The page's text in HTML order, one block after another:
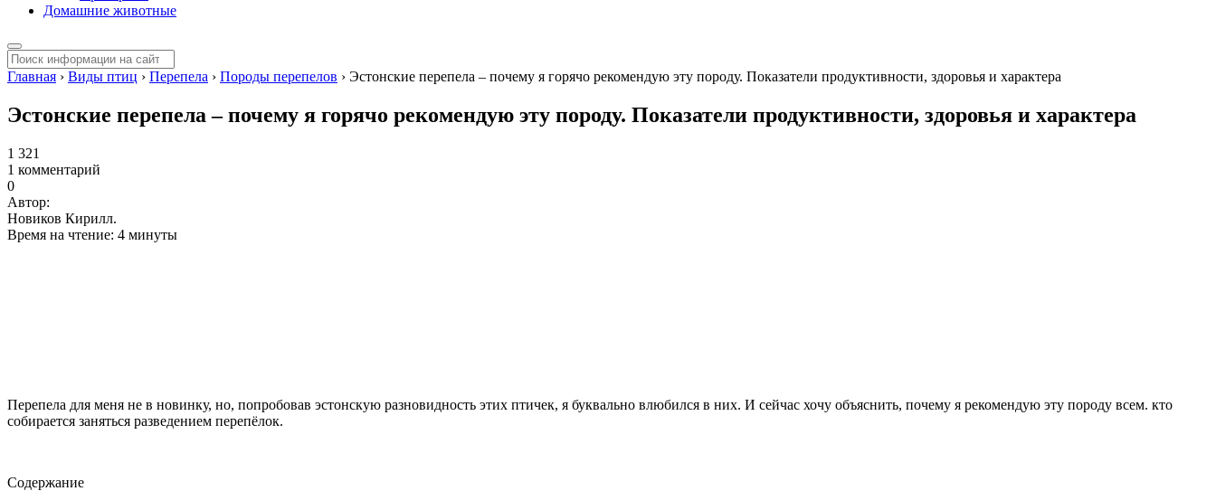
Домашние животные
Главная › Виды птиц › Перепела › Породы перепелов › Эстонские перепела – почему я горячо рекомендую эту породу. Показатели продуктивности, здоровья и характера
Эстонские перепела – почему я горячо рекомендую эту породу. Показатели продуктивности, здоровья и характера
1 321
1 комментарий
0
Автор:
Новиков Кирилл.
Время на чтение: 4 минуты
Перепела для меня не в новинку, но, попробовав эстонскую разновидность этих птичек, я буквально влюбился в них. И сейчас хочу объяснить, почему я рекомендую эту породу всем. кто
собирается заняться разведением перепёлок.
Содержание